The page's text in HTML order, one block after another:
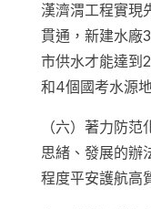
漢濟渭工程實現
貫通，新建水廠
市供水才能達到
和4個國考水源
（六）著力防
思緒、發展的辦
程度平安護航高